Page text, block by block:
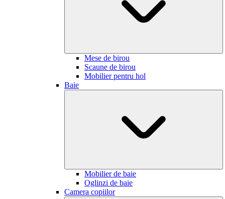
Mese de birou
Scaune de birou
Mobilier pentru hol
Baie
Mobilier de baie
Oglinzi de baie
Camera copiilor